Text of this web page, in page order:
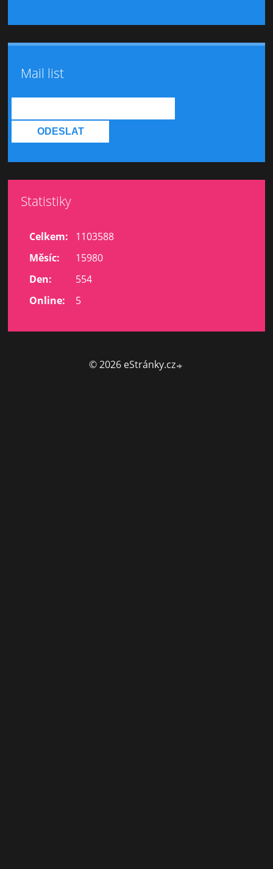
Mail list
Statistiky
Online: 5
Celkem:
1103588
Měsíc:
15980
Den:
554
© 2026 eStránky.cz